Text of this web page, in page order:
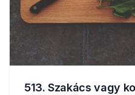
513. Szakács vagy